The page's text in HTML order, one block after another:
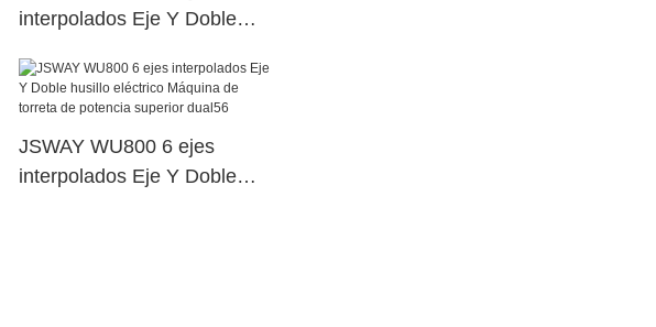
interpolados Eje Y Doble
torreta de potencia superior
dual66
JSWAY WU800 6 ejes
interpolados Eje Y Doble